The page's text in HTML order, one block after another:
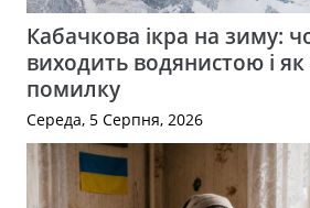
Кабачкова ікра на зиму:
виходить водянистою і
помилку
Середа, 5 Серпня, 2026